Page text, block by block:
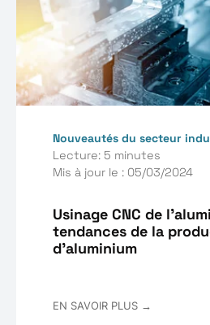
Nouveautés du secteur
Lecture: 5 minutes
Mis à jour le : 05/03/2024
Usinage CNC de
tendances de la
d'aluminium
EN SAVOIR PLUS →